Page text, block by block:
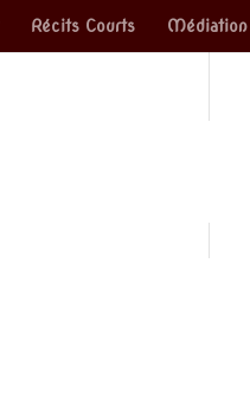
Récits Courts Médiation